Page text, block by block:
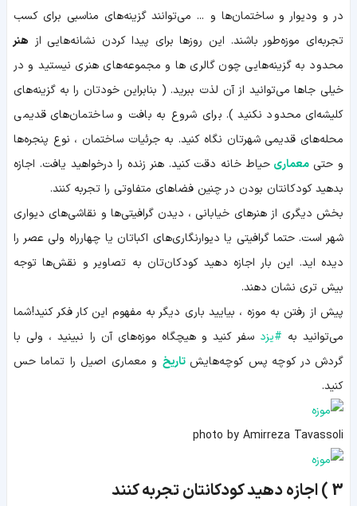
در و ودیوار و ساختمان‌ها و ... می‌توانند گزینه‌های مناسبی برای کسب
تجربه‌ای موزه‌طور باشند. این روزها برای پیدا کردن نشانه‌هایی از هنر
محدود به گزینه‌هایی چون گالری ها و مجموعه‌های هنری نیستید و در
خیلی جاها می‌توانید از آن لذت ببرید. ( بنابراین خودتان را به گزینه‌های
کلیشه‌ای محدود نکنید ). برای شروع به بافت و ساختمان‌های قدیمی
محله‌های قدیمی شهرتان نگاه کنید. به جرئیات ساختمان ، نوع پنجره‌ها
و حتیمعماری حیاط خانه دقت کنید. هنر زنده را درخواهید یافت. اجازه
بدهید کودکانتان بودن در چنین فضاهای متفاوتی را تجربه کنند.
بخش دیگری از هنرهای خیابانی ، دیدن گرافیتی‌ها و نقاشی‌های دیواری
شهر است. حتما گرافیتی یا دیوارنگاری‌های اکباتان یا چهارراه ولی عصر را
دیده اید. این بار اجازه دهید کودکان‌تان به تصاویر و نقش‌ها توجه
بیش تری نشان دهند.
پیش از رفتن به موزه ، بیایید باری دیگر به مفهوم این کار فکر کنید! شما
می‌توانید به #یزد سفر کنید و هیچگاه موزه‌های آن را نبینید ، ولی با
گردش در کوچه پس کوچه‌هایشتاریخ و معماری اصیل را تماما حس
کنید.
photo by Amirreza Tavassoli
3 ) اجازه دهید کودکانتان تجربه کنند